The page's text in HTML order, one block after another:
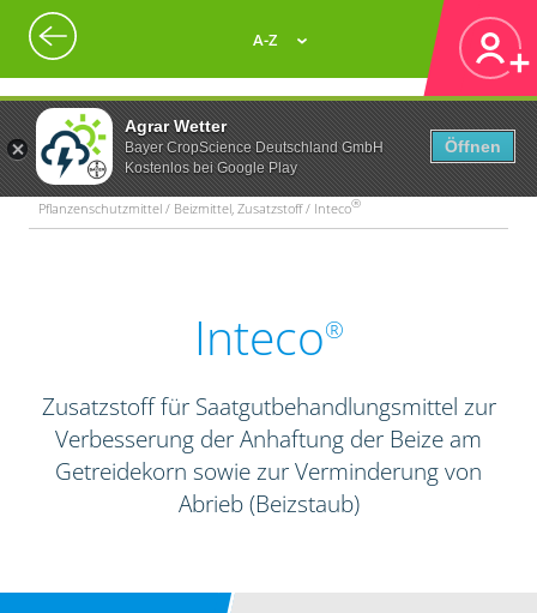
Agrar Wetter
Bayer CropScience Deutschland GmbH
Kostenlos bei Google Play
Öffnen
A-Z
Pflanzenschutzmittel / Beizmittel, Zusatzstoff / Inteco®
Inteco®
Zusatzstoff für Saatgutbehandlungsmittel zur
Verbesserung der Anhaftung der Beize am
Getreidekorn sowie zur Verminderung von
Abrieb (Beizstaub)